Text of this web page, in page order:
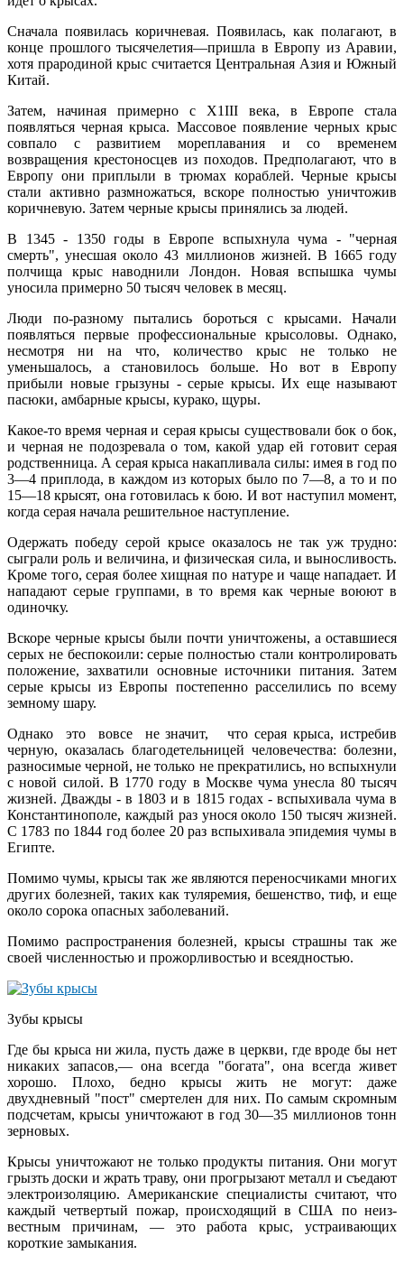
Сначала появилась коричневая. Появилась, как полагают, в
конце про­шлого тысячелетия—пришла в Ев­ропу из Аравии,
хотя прародиной крыс считается Центральная Азия и Южный
Китай.
Затем, начиная примерно с X1III века, в Европе стала
появляться черная крыса. Массовое появление черных крыс
совпало с развитием мореплавания и со вре­менем
возвращения крестоносцев из походов. Предполагают, что в
Европу они приплыли в трюмах кораблей. Черные крысы
стали активно размножаться, вскоре полностью уничтожив
коричневую. Затем черные крысы принялись за людей.
В 1345 - 1350 годы в Европе вспыхнула чума - "черная
смерть", унесшая около 43 миллионов жизней. В 1665 году
полчища крыс наводнили Лондон. Новая вспышка чумы
уносила примерно 50 тысяч человек в месяц.
Люди по-разному пытались бороться с крысами. Начали
появляться первые профессиональные крысоловы. Однако,
несмотря ни на что, количество крыс не только не
уменьшалось, а становилось больше. Но вот в Европу
прибыли новые грызуны - серые крысы. Их еще называют
пасюки, амбарные крысы, курако, щуры.
Какое-то время черная и серая крысы существовали бок о бок,
и черная не подозревала о том, какой удар ей готовит серая
родственница. А серая крыса накап­ливала силы: имея в год по
3—4 приплода, в каждом из которых было по 7—8, а то и по
15—18 кры­сят, она готовилась к бою. И вот на­ступил момент,
когда серая начала решительное наступление.
Одержать победу серой крысе оказалось не так уж трудно:
сыгра­ли роль и величина, и физическая сила, и выносливость.
Кроме того, серая более хищная по натуре и ча­ще нападает. И
нападают серые группами, в то время как черные воюют в
одиночку.
Вскоре черные крысы были почти уничтожены, а оставшиеся
серых не беспокоили: серые полностью стали контролировать
положение, захватили основные источники питания. Затем
серые крысы из Европы постепенно расселились по всему
земному шару.
Однако это вовсе не значит, что серая крыса, истребив
черную, оказалась благодетельницей человечества: болезни,
разносимые чер­ной, не только не прекратились, но вспыхнули
с новой силой. В 1770 году в Москве чума унесла 80 тысяч
жизней. Дважды - в 1803 и в 1815 годах - вспыхивала чума в
Константинополе, каждый раз унося около 150 тысяч жизней.
С 1783 по 1844 год более 20 раз вспыхивала эпидемия чумы в
Египте.
Помимо чумы, крысы так же являются переносчиками многих
других болезней, таких как туляремия, бешенство, тиф, и еще
около сорока опасных заболеваний.
Помимо распространения болезней, крысы страшны так же
своей численностью и прожорливостью и всеядностью.
Зубы крысы
Где бы крыса ни жила, пусть даже в церкви, где вроде бы нет
никаких запасов,— она всегда "богата", она всегда живет
хорошо. Плохо, бедно крысы жить не могут: даже
двухдневный "пост" смертелен для них. По самым скромным
подсчетам, крысы уничтожают в год 30—35 миллионов тонн
зерновых.
Крысы уничтожают не только про­дукты питания. Они могут
грызть доски и жрать траву, они прогры­зают металл и съедают
электроизо­ляцию. Американские специалисты считают, что
каждый четвертый по­жар, происходящий в США по неиз­
вестным причинам, — это работа крыс, устраивающих
короткие замы­кания.